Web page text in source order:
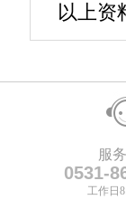
以上资
服
0531-
工作日